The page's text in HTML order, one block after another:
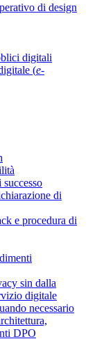
di design
digitali
(e-
di
e procedura di
sin dalla
digitale
necessario
DPO